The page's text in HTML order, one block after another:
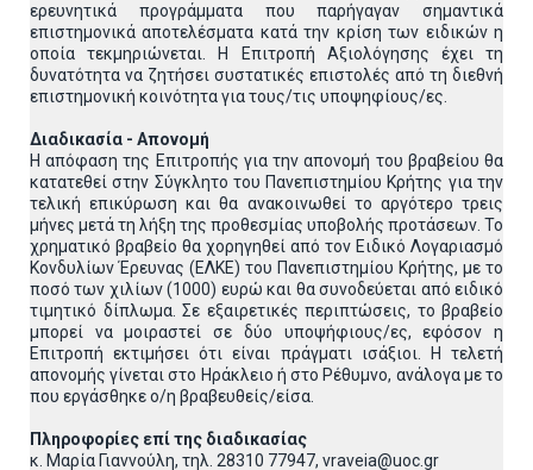
ερευνητικά προγράμματα που παρήγαγαν σημαντικά
επιστημονικά αποτελέσματα κατά την κρίση των ειδικών η
οποία τεκμηριώνεται. Η Επιτροπή Αξιολόγησης έχει τη
δυνατότητα να ζητήσει συστατικές επιστολές από τη διεθνή
επιστημονική κοινότητα για τους/τις υποψηφίους/ες.
Διαδικασία - Απονομή
Η απόφαση της Επιτροπής για την απονομή του βραβείου θα
κατατεθεί στην Σύγκλητο του Πανεπιστημίου Κρήτης για την
τελική επικύρωση και θα ανακοινωθεί το αργότερο τρεις
μήνες μετά τη λήξη της προθεσμίας υποβολής προτάσεων. Το
χρηματικό βραβείο θα χορηγηθεί από τον Ειδικό Λογαριασμό
Κονδυλίων Έρευνας (ΕΛΚΕ) του Πανεπιστημίου Κρήτης, με το
ποσό των χιλίων (1000) ευρώ και θα συνοδεύεται από ειδικό
τιμητικό δίπλωμα. Σε εξαιρετικές περιπτώσεις, το βραβείο
μπορεί να μοιραστεί σε δύο υποψήφιους/ες, εφόσον η
Επιτροπή εκτιμήσει ότι είναι πράγματι ισάξιοι. Η τελετή
απονομής γίνεται στο Ηράκλειο ή στο Ρέθυμνο, ανάλογα με το
που εργάσθηκε ο/η βραβευθείς/είσα.
Πληροφορίες επί της διαδικασίας
κ. Μαρία Γιαννούλη, τηλ. 28310 77947, vraveia@uoc.gr